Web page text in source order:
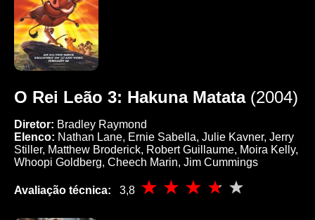
O Rei Leão 3: Hakuna Matata(2004)
Diretor: Bradley Raymond
Elenco: Nathan Lane, Ernie Sabella, Julie Kavner, Jerry
Stiller, Matthew Broderick, Robert Guillaume, Moira Kelly,
Whoopi Goldberg, Cheech Marin, Jim Cummings
Avaliação técnica: 3,8